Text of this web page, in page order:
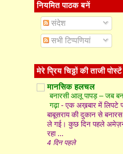
नियमित पाठक बनें
संदेश
सभी टिप्पणियां
मेरे प्रिय चिठ्ठों की ताजी पोस्टें
मानसिक हलचल
बनारसी आलू पापड़ – जब
गढ़ा-एक अख़बार में लिपटे
बाबूसराय की दुकान से
ले गई। कुछ दिन पहले
रहा ...
4 दिन पहले